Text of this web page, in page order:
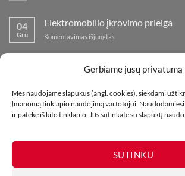
Gerbiame jūsų privatumą
Mes naudojame slapukus (angl. cookies), siekdami
įmanomą tinklapio naudojimą vartotojui.
ir patekę iš kito tinklapio, Jūs sutinkate su slapukų
SUTINKU
04
Gru
Elektromobilio įkrovimo prieiga
Komentavimas išjungtas
prieiga
Komentavimas išjungtasįraše
fejerverkų
parduotuvė
Klaipedoje!
01
Lap
Kaip fotografuoti fejerverkus
Komentavimas išjungtasįraše
fejerverkus